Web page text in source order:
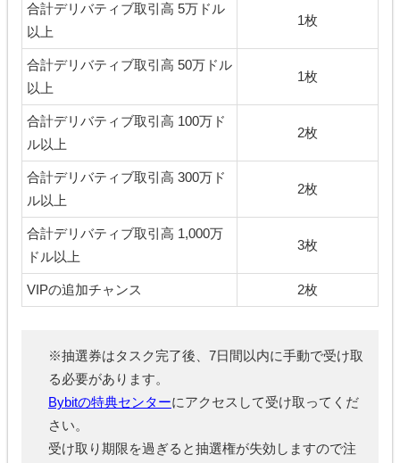
合計デリバティブ取引高 5万ドル
以上
1枚
合計デリバティブ取引高 50万ドル
以上
1枚
合計デリバティブ取引高 100万ド
ル以上
2枚
合計デリバティブ取引高 300万ド
ル以上
2枚
合計デリバティブ取引高 1,000万
ドル以上
3枚
VIPの追加チャンス 2枚
※抽選券はタスク完了後、7日間以内に手動で受け取
る必要があります。
Bybitの特典センターにアクセスして受け取ってくだ
さい。
受け取り期限を過ぎると抽選権が失効しますので注